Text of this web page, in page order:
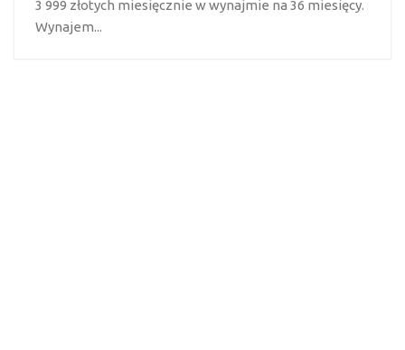
3 999 złotych miesięcznie w wynajmie na 36 miesięcy.
Wynajem...